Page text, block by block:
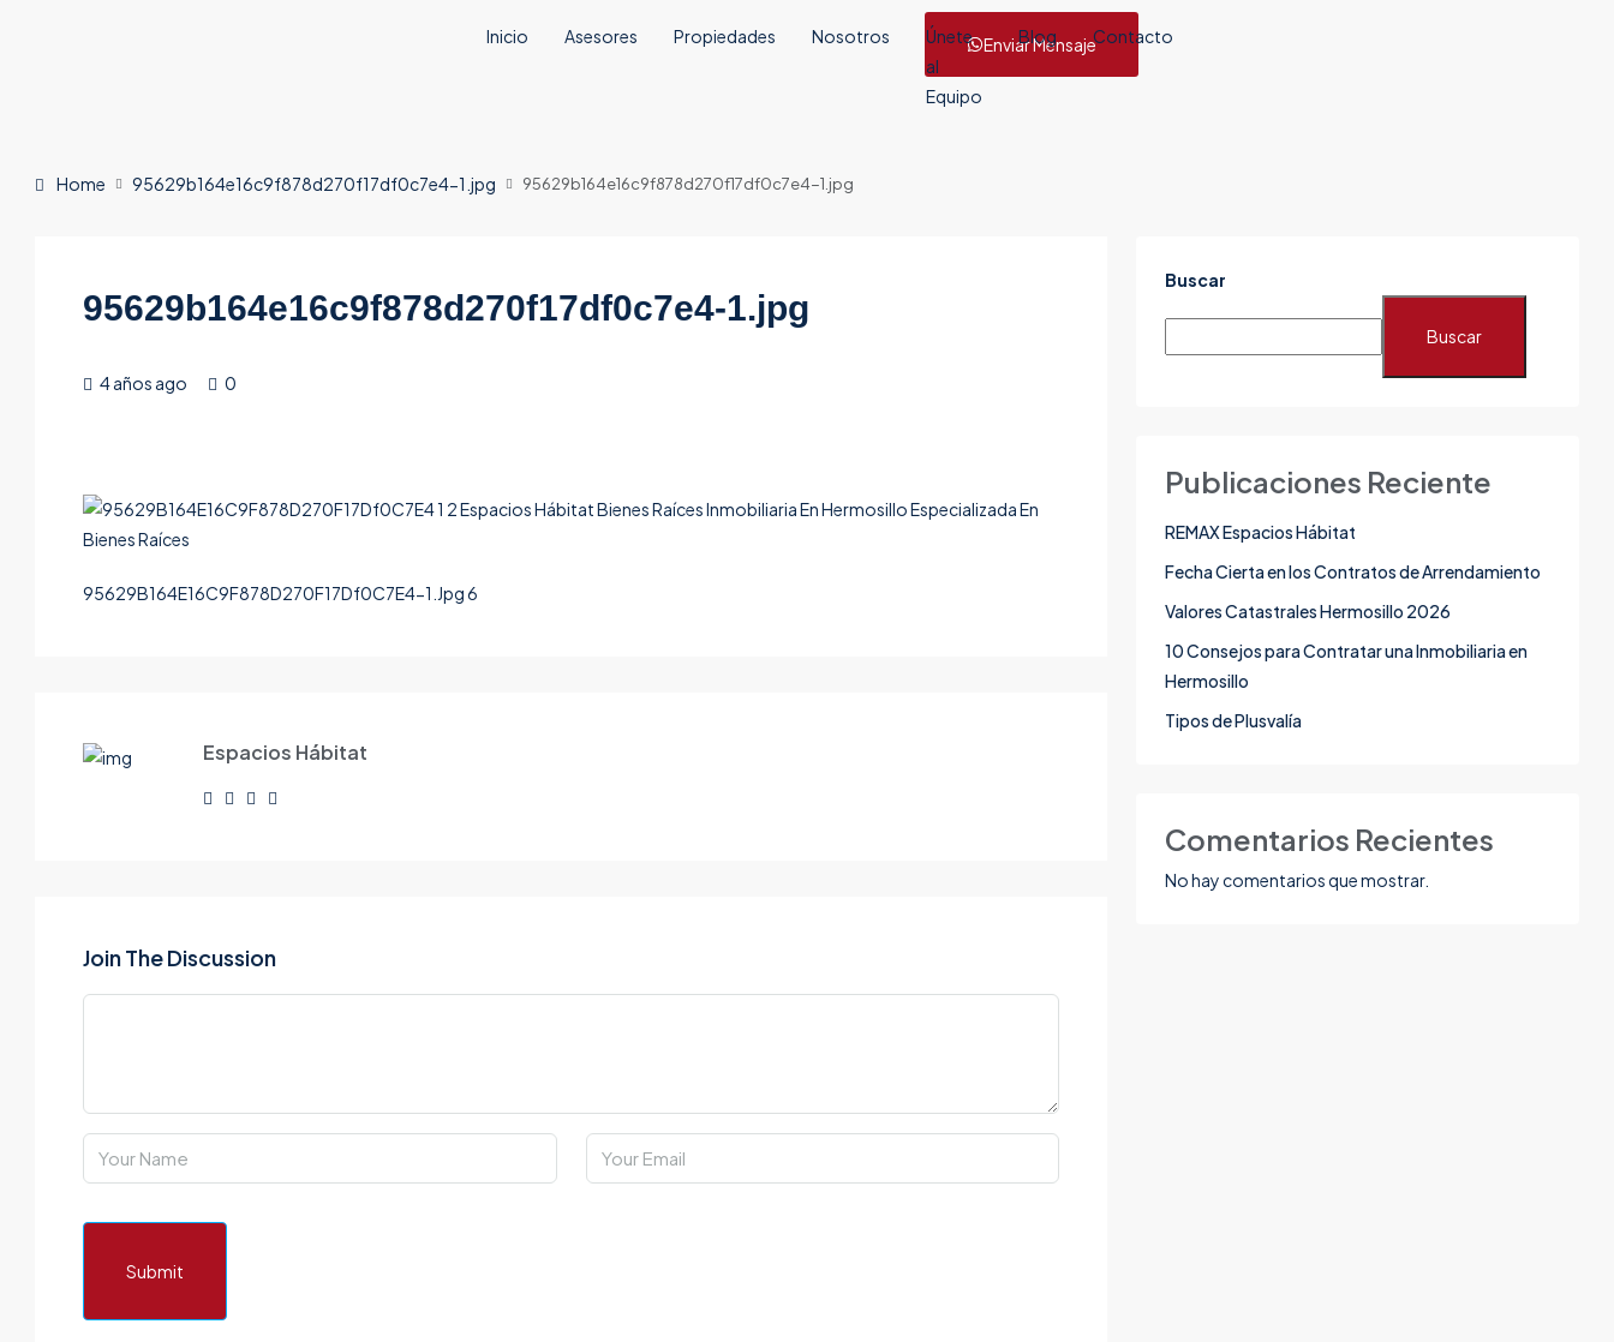
Inicio Asesores Propiedades Nosotros
Únete
al
Equipo
Blog Contacto
Enviar Mensaje
Home 95629b164e16c9f878d270f17df0c7e4-1.jpg 95629b164e16c9f878d270f17df0c7e4-1.jpg
95629b164e16c9f878d270f17df0c7e4-1.jpg
4 años ago 0
95629B164E16C9F878D270F17Df0C7E4-1.Jpg 6
Espacios Hábitat
Join The Discussion
Submit
Buscar
Buscar
Publicaciones Reciente
REMAX Espacios Hábitat
Fecha Cierta en los Contratos de Arrendamiento
Valores Catastrales Hermosillo 2026
10 Consejos para Contratar una Inmobiliaria en
Hermosillo
Tipos de Plusvalía
Comentarios Recientes
No hay comentarios que mostrar.